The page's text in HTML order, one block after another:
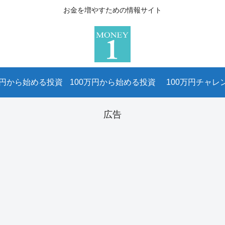
お金を増やすための情報サイト
から始める投資 100万円から始める投資 100万円チャレ
広告